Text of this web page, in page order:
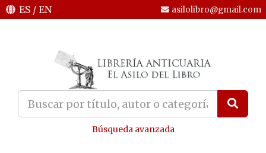
ES / EN asilolibro@gmail.com
Búsqueda avanzada